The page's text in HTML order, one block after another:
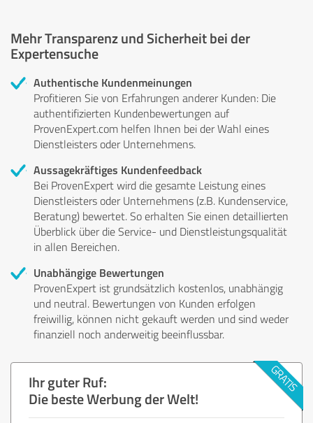
Mehr Transparenz und Sicherheit bei der
Expertensuche
Authentische Kundenmeinungen
Profitieren Sie von Erfahrungen anderer Kunden: Die
authentifizierten Kundenbewertungen auf
ProvenExpert.com helfen Ihnen bei der Wahl eines
Dienstleisters oder Unternehmens.
Aussagekräftiges Kundenfeedback
Bei ProvenExpert wird die gesamte Leistung eines
Dienstleisters oder Unternehmens (z.B. Kundenservice,
Beratung) bewertet. So erhalten Sie einen detaillierten
Überblick über die Service- und Dienstleistungsqualität
in allen Bereichen.
Unabhängige Bewertungen
ProvenExpert ist grundsätzlich kostenlos, unabhängig
und neutral. Bewertungen von Kunden erfolgen
freiwillig, können nicht gekauft werden und sind weder
finanziell noch anderweitig beeinflussbar.
Ihr guter Ruf:
Die beste Werbung der Welt!